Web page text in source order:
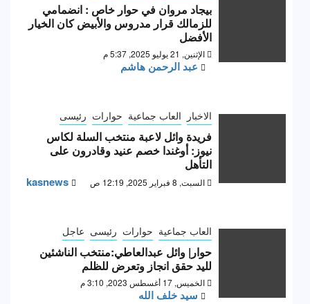
بيجاد مروان في حوار خاص : انضمامي
للزمالك قرار مدروس والأبيض كان الخيار
الأفضل
الإثنين, 21 يوليو 2025, 5:37 م
عبد الرحمن هاشم
الاخبار العاب جماعية حوارات رئيسى
فريدة وائل لاعبة منتخب السلة لكاس
نيوز: أوغندا خصم عنيد وقادرون على
التأهل
السبت, 8 فبراير 2025, 12:19 ص kasnews
العاب جماعية حوارات رئيسى عاجل
حوار| وائل عبدالعاطي:منتخب الناشئين
لليد حقق انجاز وتعرض للظلم
الخميس, 17 أغسطس 2023, 3:10 م
سيد خلف الله